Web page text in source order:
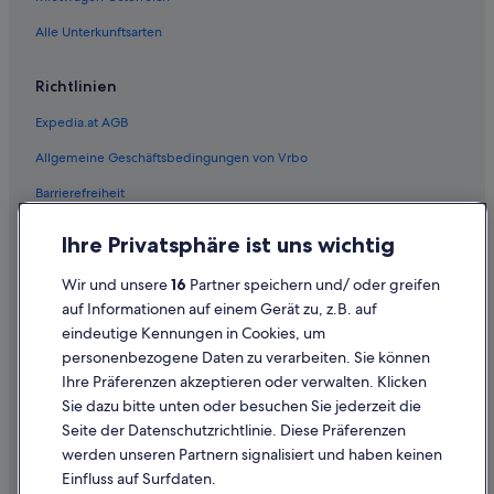
Centro Hotels in Wien
Fairmont Hotels in Wien
Familien in Wien
Hotels mit Casino in Wien
Hotels mit Concierge in Wien
Hotels mit Frühstück in Wien
Hotels mit Meerblick in Wien
Hotels mit Pool in Wien
Hotels mit Sauna in Wien
Hotels mit Yoga in Wien
Hotusa Hotels in Wien
Alle Unterkunftsarten
Richtlinien
Expedia.at AGB
Allgemeine Geschäftsbedingungen von Vrbo
Barrierefreiheit
Cookie-Erklärung
Rechtliche Hinweise/Kontakt
Inhaltsrichtlinien und Melden von Inhalten
Hilfe
Hilfe
Ihre Privatsphäre ist uns wichtig
Wir und unsere16 Partner speichern und/ oder greifen
auf Informationen auf einem Gerät zu, z.B. auf
eindeutige Kennungen in Cookies, um
personenbezogene Daten zu verarbeiten. Sie können
Ihre Präferenzen akzeptieren oder verwalten. Klicken
Sie dazu bitte unten oder besuchen Sie jederzeit die
Seite der Datenschutzrichtlinie. Diese Präferenzen
werden unseren Partnern signalisiert und haben keinen
Einfluss auf Surfdaten.